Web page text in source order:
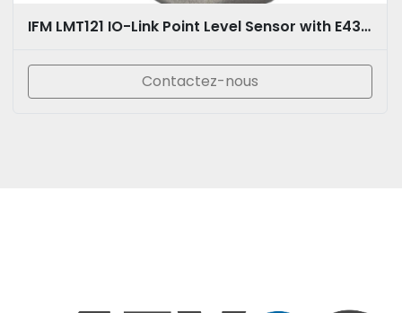
IFM LMT121 IO-Link Point Level Sensor with E433112
Contactez-nous